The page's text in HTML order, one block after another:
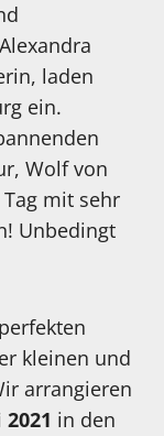
laden
ein.
Wolf von
mit sehr
Unbedingt
kleinen und
arrangieren
in den